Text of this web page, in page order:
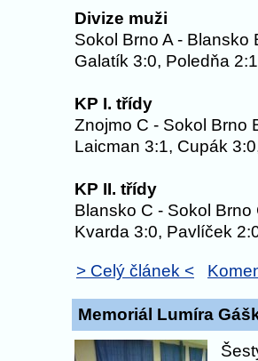
Divize muži
Sokol Brno A - Blansko
Galatík 3:0, Poledňa
KP I. třídy
Znojmo C - Sokol Brno
Laicman 3:1, Cupák
KP II. třídy
Blansko C - Sokol Brno
Kvarda 3:0, Pavlíček
> Celý článek <
Memoriál Lumíra